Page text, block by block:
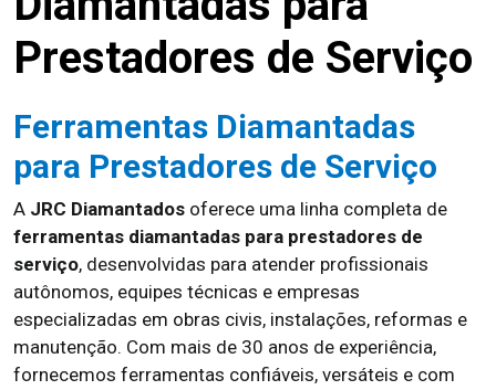
Prestadores de Serviço
Ferramentas Diamantadas
para Prestadores de Serviço
A JRC Diamantados oferece uma linha completa de
ferramentas diamantadas para prestadores de
serviço, desenvolvidas para atender profissionais
autônomos, equipes técnicas e empresas
especializadas em obras civis, instalações, reformas e
manutenção. Com mais de 30 anos de experiência,
fornecemos ferramentas confiáveis, versáteis e com